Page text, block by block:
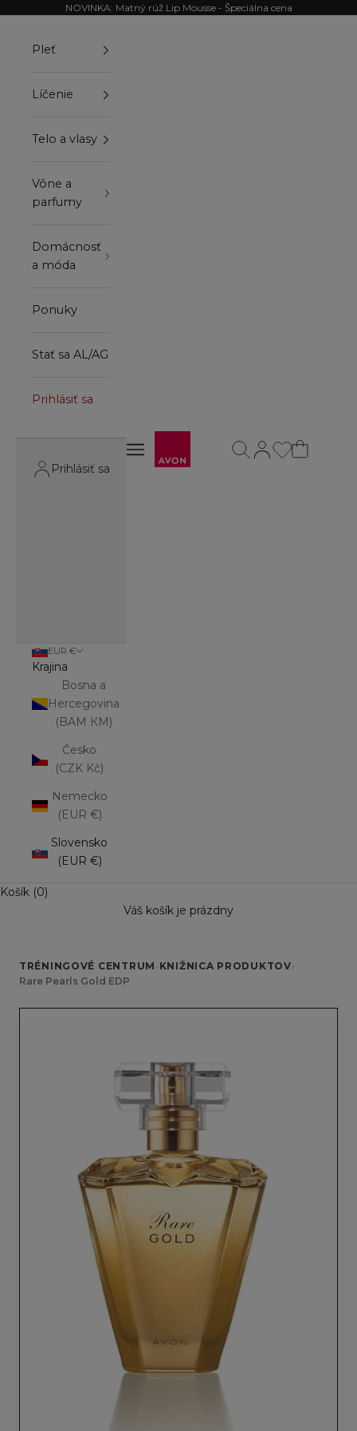
Preskočiť na obsahNOVINKA: Matný rúž Lip Mousse - Špeciálna cena
Otvoriť navigačné menu
Otvoriť navigačné menu
Otvoriť stránku
Otvoriť vyhľadávanie
Pleť
Líčenie
Telo a vlasy
Vône a
parfumy
Domácnosť
a móda
Ponuky
Stať sa AL/AG
Prihlásiť sa
Prihlásiť sa
EUR €
Krajina
Bosna a
Hercegovina
(BAM КМ)
Česko
(CZK Kč)
Nemecko
(EUR €)
Slovensko
(EUR €)
Košík (0)
Váš košík je prázdny
TRÉNINGOVÉ CENTRUM › KNIŽNICA PRODUKTOV›
Rare Pearls Gold EDP